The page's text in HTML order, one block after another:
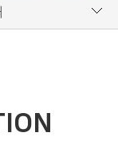
상